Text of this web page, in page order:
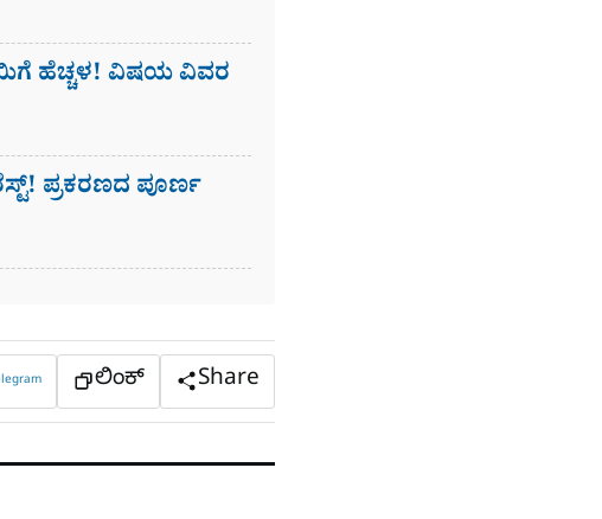
ಹೆಚ್ಚಳ! ವಿಷಯ ವಿವರ
ಪ್ರಕರಣದ ಪೂರ್ಣ
ಲಿಂಕ್ Share